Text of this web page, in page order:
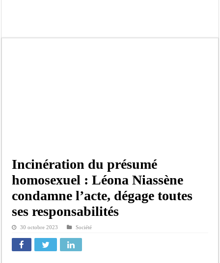
Incinération du présumé
homosexuel : Léona Niassène
condamne l’acte, dégage toutes
ses responsabilités
30 octobre 2023 Société